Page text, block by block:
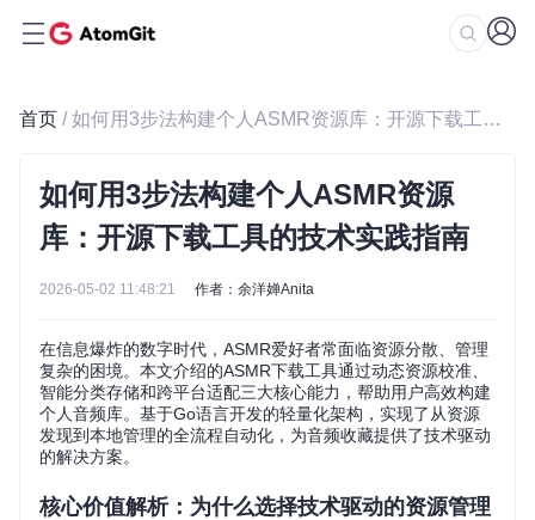
首页 / 如何用3步法构建个人ASMR资源库：开源下载工具的技术实践指南
如何用3步法构建个人ASMR资源
库：开源下载工具的技术实践指南
2026-05-02 11:48:21 作者：余洋婵Anita
在信息爆炸的数字时代，ASMR爱好者常面临资源分散、管理
复杂的困境。本文介绍的ASMR下载工具通过动态资源校准、
智能分类存储和跨平台适配三大核心能力，帮助用户高效构建
个人音频库。基于Go语言开发的轻量化架构，实现了从资源
发现到本地管理的全流程自动化，为音频收藏提供了技术驱动
的解决方案。
核心价值解析：为什么选择技术驱动的资源管理